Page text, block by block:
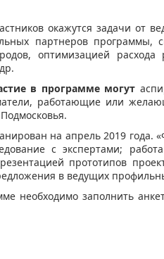
окажутся задачи от
партнеров программы,
оптимизацией
в программе могут
работающие или
на апрель 2019 года.
с экспертами;
прототипов
в ведущих
необходимо заполнить